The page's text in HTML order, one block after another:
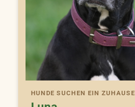
HUNDE SUCHEN EIN ZUHAUSE